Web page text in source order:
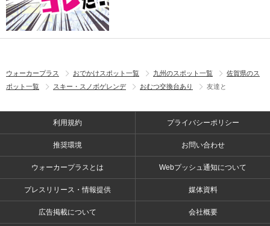
ウォーカープラス おでかけスポット一覧 九州のスポット一覧
佐賀県のス
ポット一覧
スキー・スノボゲレンデ おむつ交換台あり 友達と
利用規約 プライバシーポリシー
推奨環境 お問い合わせ
ウォーカープラスとは Webプッシュ通知について
プレスリリース・情報提供 媒体資料
広告掲載について 会社概要